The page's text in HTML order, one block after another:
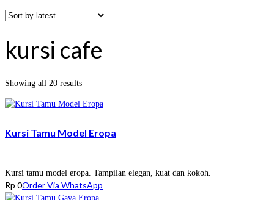
kursi cafe
Showing all 20 resultsSorted
latest
Kursi Tamu Model Eropa
Kursi tamu model eropa. Tampilan elegan, kuat dan kokoh.
Rp 0Order Via WhatsApp